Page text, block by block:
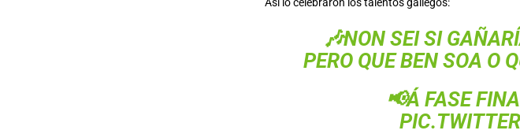
🎶NON SEI SI
PERO QUE BEN SOA O
📢Á FASE